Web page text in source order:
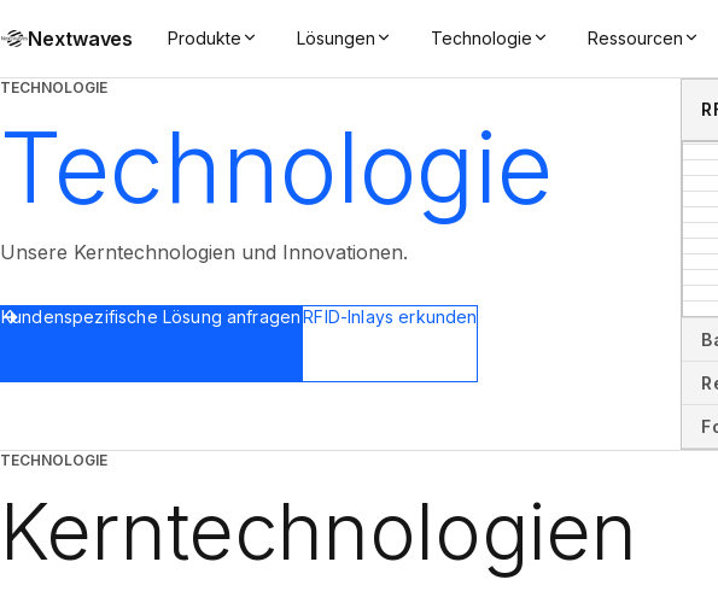
Nextwaves Produkte Lösungen Technologie Ressourcen
TECHNOLOGIE
Technologie
Unsere Kerntechnologien und Innovationen.
Kundenspezifische Lösung anfragenRFID-Inlays erkunden
TECHNOLOGIE
Kerntechnologien